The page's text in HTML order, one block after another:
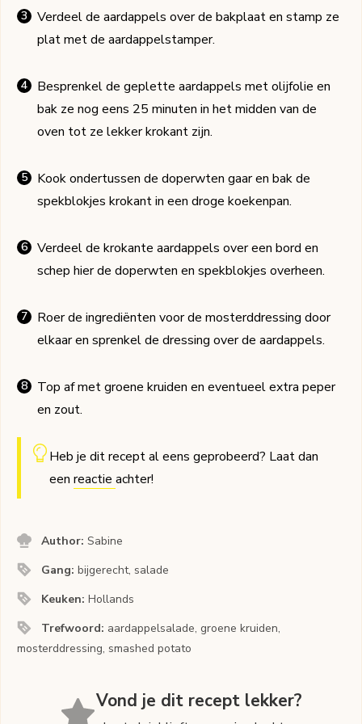
Verdeel de aardappels over de bakplaat en stamp ze
plat met de aardappelstamper.
Besprenkel de geplette aardappels met olijfolie en
bak ze nog eens 25 minuten in het midden van de
oven tot ze lekker krokant zijn.
Kook ondertussen de doperwten gaar en bak de
spekblokjes krokant in een droge koekenpan.
Verdeel de krokante aardappels over een bord en
schep hier de doperwten en spekblokjes overheen.
Roer de ingrediënten voor de mosterddressing door
elkaar en sprenkel de dressing over de aardappels.
Top af met groene kruiden en eventueel extra peper
en zout.
Heb je dit recept al eens geprobeerd? Laat dan
een reactie achter!
Author:Sabine
Gang:bijgerecht, salade
Keuken:Hollands
Trefwoord: aardappelsalade, groene kruiden,
mosterddressing, smashed potato
Vond je dit recept lekker?